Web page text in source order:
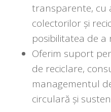
transparente, cu
colectorilor și
posibilitatea de a
Oferim suport
de reciclare,
managementul
circulară și